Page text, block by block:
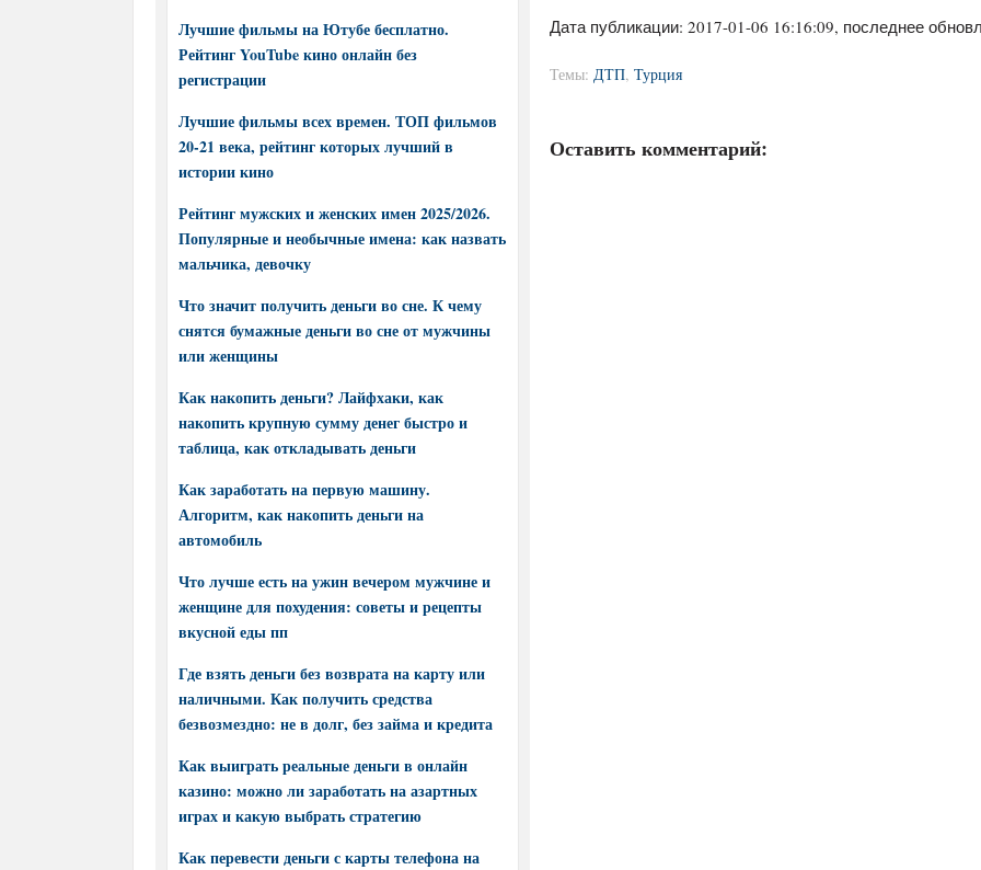
Дата публикации: 2017-01-06 16:16:09, последнее
Темы: ДТП, Турция
Оставить комментарий:
Лучшие фильмы на Ютубе бесплатно.
Рейтинг YouTube кино онлайн без
регистрации
Лучшие фильмы всех времен. ТОП фильмов
20-21 века, рейтинг которых лучший в
истории кино
Рейтинг мужских и женских имен 2025/2026.
Популярные и необычные имена: как назвать
мальчика, девочку
Что значит получить деньги во сне. К чему
снятся бумажные деньги во сне от мужчины
или женщины
Как накопить деньги? Лайфхаки, как
накопить крупную сумму денег быстро и
таблица, как откладывать деньги
Как заработать на первую машину.
Алгоритм, как накопить деньги на
автомобиль
Что лучше есть на ужин вечером мужчине и
женщине для похудения: советы и рецепты
вкусной еды пп
Где взять деньги без возврата на карту или
наличными. Как получить средства
безвозмездно: не в долг, без займа и кредита
Как выиграть реальные деньги в онлайн
казино: можно ли заработать на азартных
играх и какую выбрать стратегию
Как перевести деньги с карты телефона на